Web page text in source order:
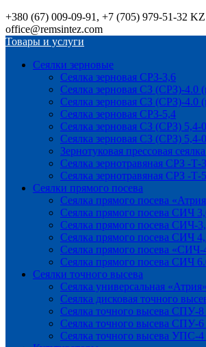
+380 (67) 009-09-91, +7 (705) 979-51-32 KZ
office@remsintez.com
Товары и услуги
Сеялки зерновые
Сеялка зерновая СРЗ-3,6
Сеялка зерновая СЗ (СРЗ)-4.0
Сеялка зерновая СЗ (СРЗ)-4.0
Сеялка зерновая СРЗ-5,4
Сеялка зерновая СЗ (СРЗ) 5,4-
Сеялка зерновая СЗ (СРЗ) 5,4-
Зернотуковая прессовая
Сеялка зернотравяная СРЗ -Т-
Сеялка зернотравяная СРЗ -Т-
Сеялки прямого посева
Сеялка прямого посева
Сеялка прямого посева СИЧ
Сеялка прямого посева СИЧ-
Сеялка прямого посева СИЧ
Сеялка прямого посева
Сеялка прямого посева СИЧ
Сеялки точного высева
Сеялка универсальная
Сеялка дисковая точного
Сеялка точного высева СПУ-
Сеялка точного высева СПУ-
Сеялка точного высева